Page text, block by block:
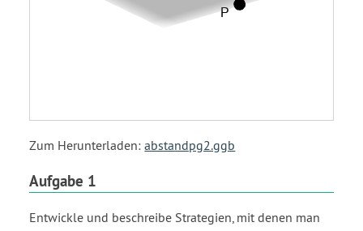
Zum Herunterladen: abstandpg2.ggb
Aufgabe 1
Entwickle und beschreibe Strategien, mit denen man